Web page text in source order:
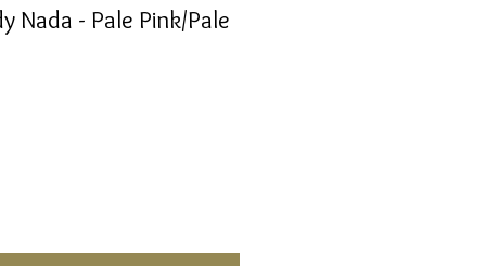
Nada - Pale Pink/Pale